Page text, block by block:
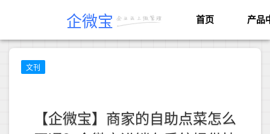
企微宝 首页 产品
文刊
【企微宝】商家的自助点菜怎么